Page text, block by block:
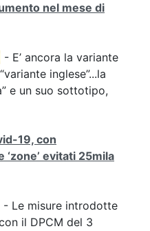
nel mese di
- E’ ancora la variante
inglese”...la
e un suo sottotipo,
19, con
‘zone’ evitati 25mila
- Le misure introdotte
il DPCM del 3